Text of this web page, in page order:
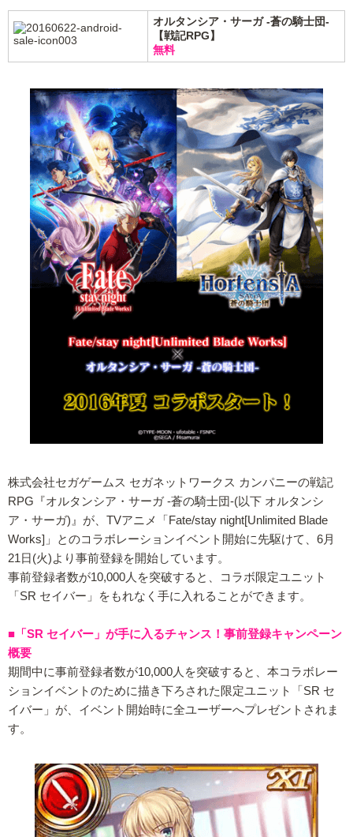
オルタンシア・サーガ -蒼の騎士団-
【戦記RPG】
無料
株式会社セガゲームス セガネットワークス カンパニーの戦記
RPG『オルタンシア・サーガ -蒼の騎士団-(以下 オルタンシ
ア・サーガ)』が、TVアニメ「Fate/stay night[Unlimited Blade
Works]」とのコラボレーションイベント開始に先駆けて、6月
21日(火)より事前登録を開始しています。
事前登録者数が10,000人を突破すると、コラボ限定ユニット
「SR セイバー」をもれなく手に入れることができます。
■「SR セイバー」が手に入るチャンス！事前登録キャンペーン
概要
期間中に事前登録者数が10,000人を突破すると、本コラボレー
ションイベントのために描き下ろされた限定ユニット「SR セ
イバー」が、イベント開始時に全ユーザーへプレゼントされま
す。